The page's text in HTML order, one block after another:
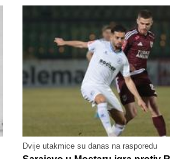
Dvije utakmice su danas na rasporedu